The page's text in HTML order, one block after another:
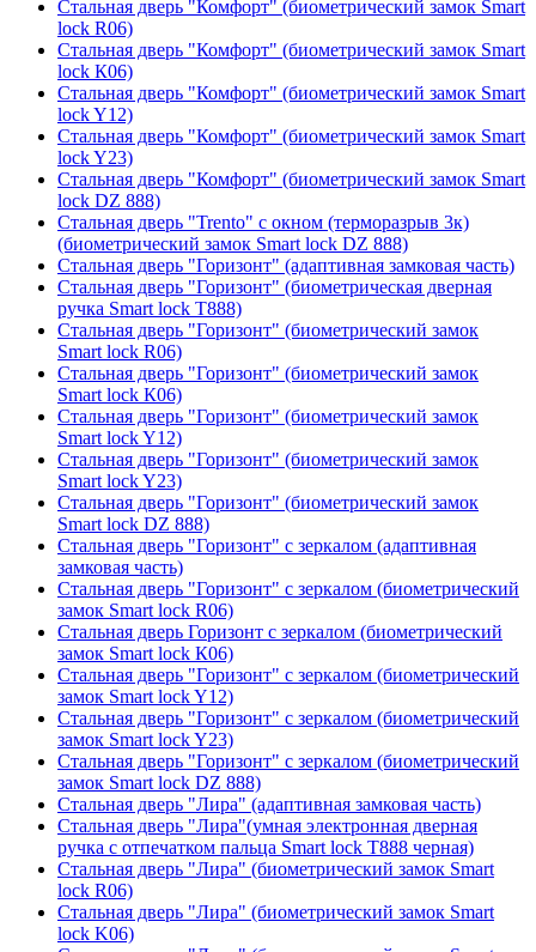
Стальная дверь "Комфорт" (биометрический замок Smart
lock R06)
Стальная дверь "Комфорт" (биометрический замок Smart
lock К06)
Стальная дверь "Комфорт" (биометрический замок Smart
lock Y12)
Стальная дверь "Комфорт" (биометрический замок Smart
lock Y23)
Стальная дверь "Комфорт" (биометрический замок Smart
lock DZ 888)
Стальная дверь "Trento" с окном (терморазрыв 3к)
(биометрический замок Smart lock DZ 888)
Стальная дверь "Горизонт" (адаптивная замковая часть)
Стальная дверь "Горизонт" (биометрическая дверная
ручка Smart lock T888)
Стальная дверь "Горизонт" (биометрический замок
Smart lock R06)
Стальная дверь "Горизонт" (биометрический замок
Smart lock К06)
Стальная дверь "Горизонт" (биометрический замок
Smart lock Y12)
Стальная дверь "Горизонт" (биометрический замок
Smart lock Y23)
Стальная дверь "Горизонт" (биометрический замок
Smart lock DZ 888)
Стальная дверь "Горизонт" с зеркалом (адаптивная
замковая часть)
Стальная дверь "Горизонт" с зеркалом (биометрический
замок Smart lock R06)
Стальная дверь Горизонт с зеркалом (биометрический
замок Smart lock К06)
Стальная дверь "Горизонт" с зеркалом (биометрический
замок Smart lock Y12)
Стальная дверь "Горизонт" с зеркалом (биометрический
замок Smart lock Y23)
Стальная дверь "Горизонт" с зеркалом (биометрический
замок Smart lock DZ 888)
Стальная дверь "Лира" (адаптивная замковая часть)
Стальная дверь "Лира"(умная электронная дверная
ручка с отпечатком пальца Smart lock T888 черная)
Стальная дверь "Лира" (биометрический замок Smart
lock R06)
Стальная дверь "Лира" (биометрический замок Smart
lock K06)